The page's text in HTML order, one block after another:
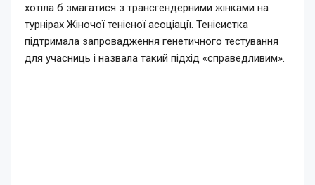
хотіла б змагатися з трансгендерними жінками на
турнірах Жіночої тенісної асоціації. Тенісистка
підтримала запровадження генетичного тестування
для учасниць і назвала такий підхід «справедливим».